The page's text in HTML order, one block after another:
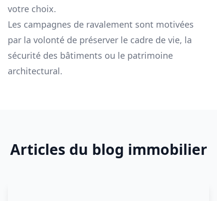
votre choix.
Les campagnes de ravalement sont motivées
par la volonté de préserver le cadre de vie, la
sécurité des bâtiments ou le patrimoine
architectural.
Articles du blog immobilier